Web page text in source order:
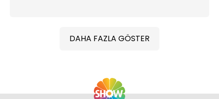
DAHA FAZLA GÖSTER